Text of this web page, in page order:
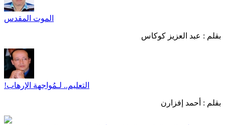
الموت المقدس
بقلم : عبد العزيز كوكاس
التعليم.. لـمُواجهة الإرهاب!
بقلم : أحمد إفزارن